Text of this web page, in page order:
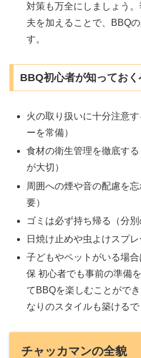
対策も万全にしましょう
夫を加えることで、BBQ
す。
BBQ初心者が知ってお
火の取り扱いに十分注意
ーを常備）
食材の衛生管理を徹底す
が大切）
周囲への煙や音の配慮を
要）
ゴミは必ず持ち帰る（分別
日焼け止めや虫よけスプ
子どもやペットがいる場
保 初心者でも事前の準備
てBBQを楽しむことがで
なりのスタイルも築けるで
チャッカマンの全貌